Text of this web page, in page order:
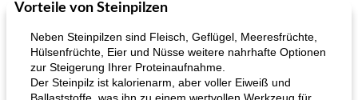
27min
Mittagessen / Snacks
Vorteile von Steinpilzen
Neben Steinpilzen sind Fleisch, Geflügel, Meeresfrüchte,
Hülsenfrüchte, Eier und Nüsse weitere nahrhafte Optionen
zur Steigerung Ihrer Proteinaufnahme.
Der Steinpilz ist kalorienarm, aber voller Eiweiß und